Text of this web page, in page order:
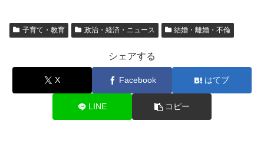
子育て・教育 政治・経済・ニュース 結婚・離婚・不倫
シェアする
X Facebook はてブ
LINE コピー